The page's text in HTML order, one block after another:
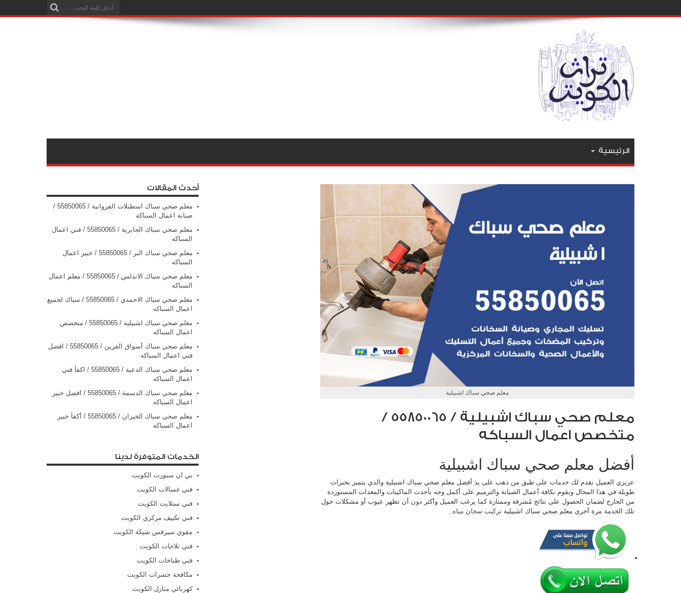
الرئيسية
معلم صحي سباك اشبيلية
معلم صحي سباك اشبيلية / 55850065 /
متخصص اعمال السباكه
أفضل معلم صحي سباك اشبيلية
عزيزي العميل نقدم لك خدمات على طبق من ذهب على يد أفضل معلم صحي سباك اشبيلية والذي يتميز بخبرات
طويلة في هذا المجال ويقوم بكافة أعمال الصيانة والترميم على أكمل وجه بأحدث الماكينات والمعدات المستوردة
من الخارج لضمان الحصول على نتائج مُشرفة وممتازة كما يرغب العميل وأكثر دون أن تظهر عيوب أو مشكلات حول
تلك الخدمة مرة أخرى معلم صحي سباك اشبيلية تركيب سخان مياه
أحدث المقالات
معلم صحي سباك اسطبلات الفروانية / 55850065 /
صيانة اعمال السباكه
معلم صحي سباك الجابرية / 55850065 / فني اعمال
السباكه
معلم صحي سباك البر / 55850065 / خبير اعمال
السباكه
معلم صحي سباك الاندلس / 55850065 / معلم اعمال
السباكه
معلم صحي سباك الاحمدي / 55850065 / سباك لجميع
اعمال السباكه
معلم صحي سباك اشبيلية / 55850065 / متخصص
اعمال السباكه
معلم صحي سباك أسواق القرين / 55850065 / افضل
فني اعمال السباكه
معلم صحي سباك الدعية / 55850065 / اكفأ فني
اعمال السباكه
معلم صحي سباك الدسمة / 55850065 / افضل خبير
اعمال السباكه
معلم صحي سباك الخيران / 55850065 / أكفأ خبير
اعمال السباكه
الخدمات المتوفرة لدينا
بي ان سبورت الكويت
فني غسالات الكويت
فني ستلايت الكويت
فني تكييف مركزي الكويت
مقوي سيرفس شيكة الكويت
فني ثلاجات الكويت
فني طباخات الكويت
مكافحة حشرات الكويت
كهربائي منازل الكويت